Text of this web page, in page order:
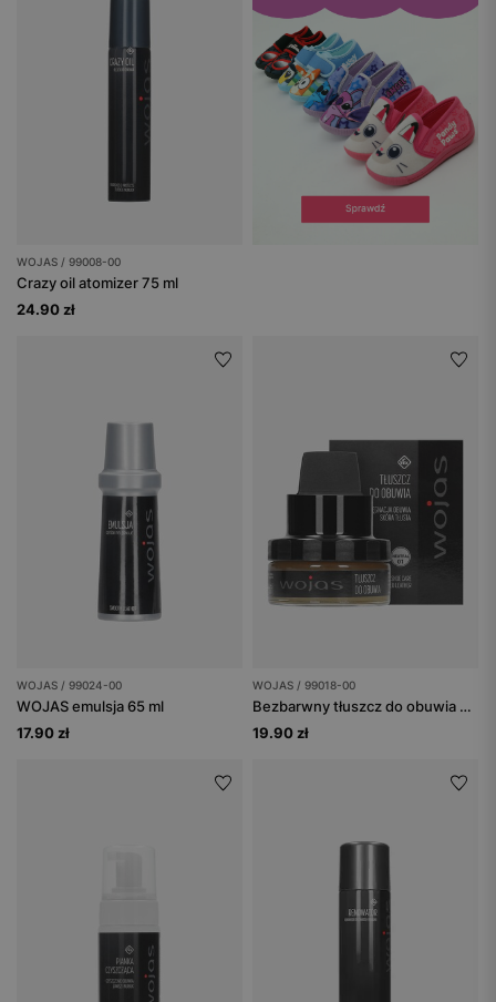
WOJAS / 99008-00
Crazy oil atomizer 75 ml
24.90 zł
WOJAS / 99024-00
WOJAS emulsja 65 ml
17.90 zł
WOJAS / 99018-00
Bezbarwny tłuszcz do obuwia 50 ml
19.90 zł